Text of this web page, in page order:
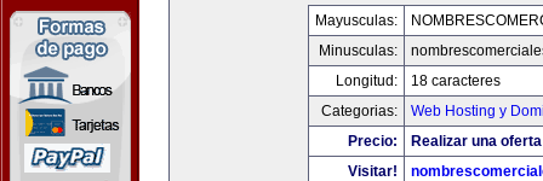
Mayusculas:
Minusculas:
Longitud:
18 caracteres
Categorias:
Web Hosting y
Precio:
Realizar una
Visitar!